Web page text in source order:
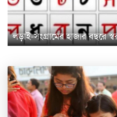
লড়াই-সংগ্রামের হাজার বছরে